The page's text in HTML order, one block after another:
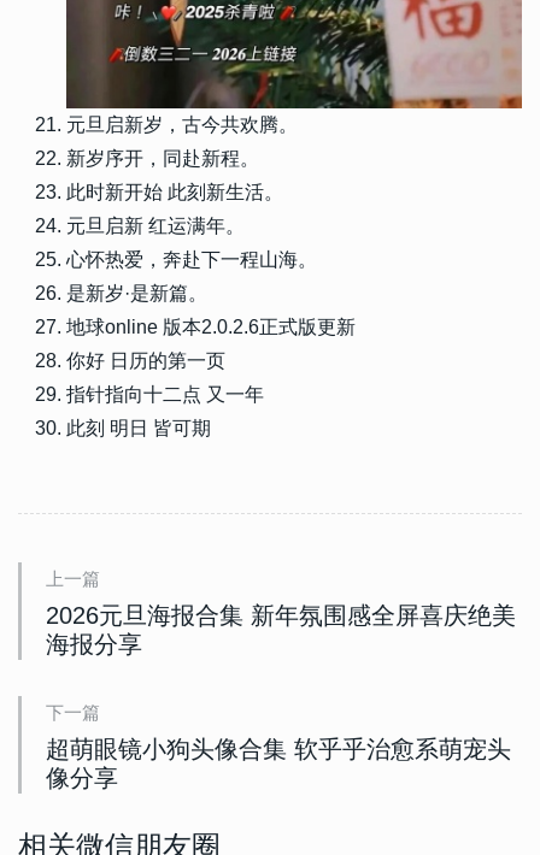
元旦启新岁，古今共欢腾。
新岁序开，同赴新程。
此时新开始 此刻新生活。
元旦启新 红运满年。
心怀热爱，奔赴下一程山海。
是新岁·是新篇。
地球online 版本2.0.2.6正式版更新
你好 日历的第一页
指针指向十二点 又一年
此刻 明日 皆可期
上一篇
2026元旦海报合集 新年氛围感全屏喜庆绝美
海报分享
下一篇
超萌眼镜小狗头像合集 软乎乎治愈系萌宠头
像分享
相关微信朋友圈